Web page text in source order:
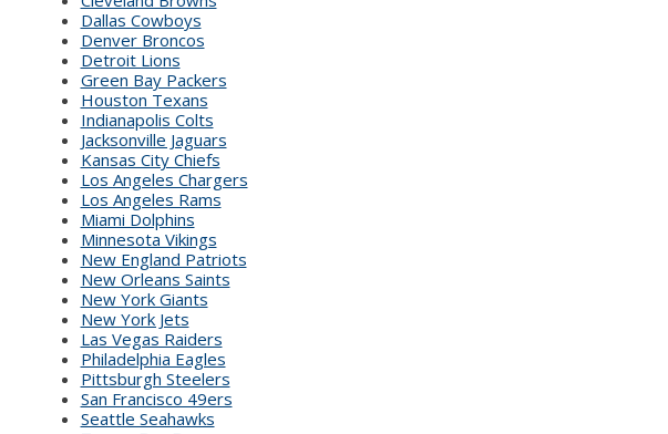
Dallas Cowboys
Denver Broncos
Detroit Lions
Green Bay Packers
Houston Texans
Indianapolis Colts
Jacksonville Jaguars
Kansas City Chiefs
Los Angeles Chargers
Los Angeles Rams
Miami Dolphins
Minnesota Vikings
New England Patriots
New Orleans Saints
New York Giants
New York Jets
Las Vegas Raiders
Philadelphia Eagles
Pittsburgh Steelers
San Francisco 49ers
Seattle Seahawks